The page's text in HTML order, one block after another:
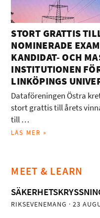
STORT GRATTIS
NOMINERADE
KANDIDAT- OCH
INSTITUTIONEN
LINKÖPINGS
Dataföreningen Östra
stort grattis till årets
till …
LÄS MER »
MEET & LEARN
RIKSEVENEMANG · 23